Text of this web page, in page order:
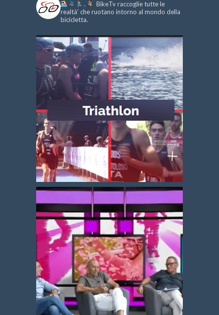
.
BikeTv raccoglie tutte le
realtà’ che ruotano intorno al mondo della
bicicletta.